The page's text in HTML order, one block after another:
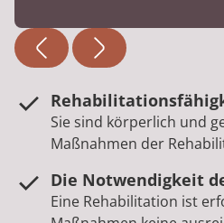
Sie sind körperlich und
Maßnahmen der
Die Notwendigkeit
Eine Rehabilitation ist